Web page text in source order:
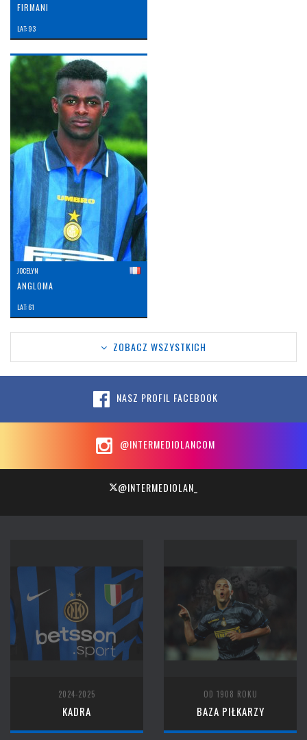
FIRMANI
LAT: 93
JOCELYN
ANGLOMA
LAT: 61
ZOBACZ WSZYSTKICH
NASZ PROFIL FACEBOOK
@INTERMEDIOLANCOM
@INTERMEDIOLAN_
2024-2025
KADRA
OD 1908 ROKU
BAZA PIŁKARZY